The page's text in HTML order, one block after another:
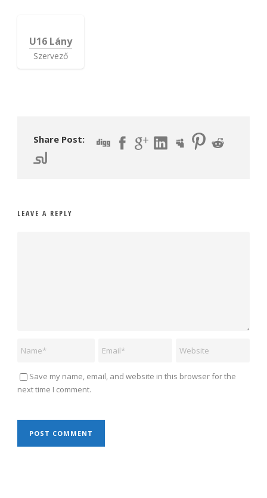
U16 Lány
Szervező
Share Post:
LEAVE A REPLY
Save my name, email, and website in this browser for the
next time I comment.